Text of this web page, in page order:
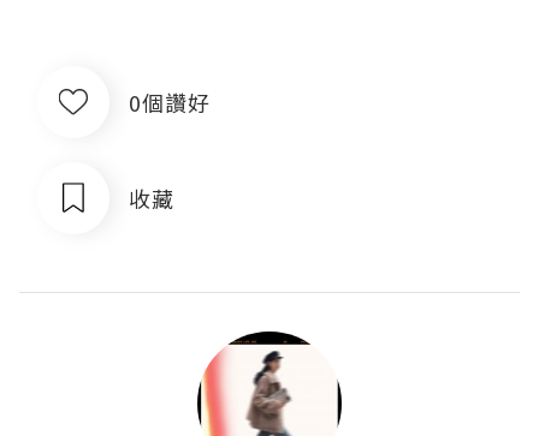
0個讚好
收藏